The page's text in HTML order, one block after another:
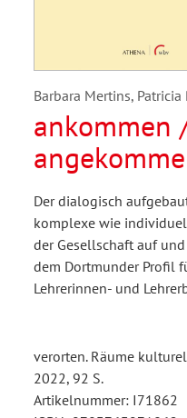
Barbara Mertins, Patricia
ankommen
Der dialogisch
komplexe wie
der Gesellschaft auf
dem Dortmunder Profil
Lehrerinnen- und
verorten. Räume
2022, 92 S.
Artikelnummer: I71862